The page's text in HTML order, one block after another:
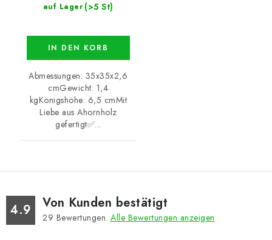
auf Lager (>5 St)
IN DEN KORB
Abmessungen: 35x35x2,6
cmGewicht: 1,4
kgKönigshöhe: 6,5 cmMit
Liebe aus Ahornholz
gefertigt✅...
4.9 Von Kunden bestätigt
29 Bewertungen. Alle Bewertungen anzeigen